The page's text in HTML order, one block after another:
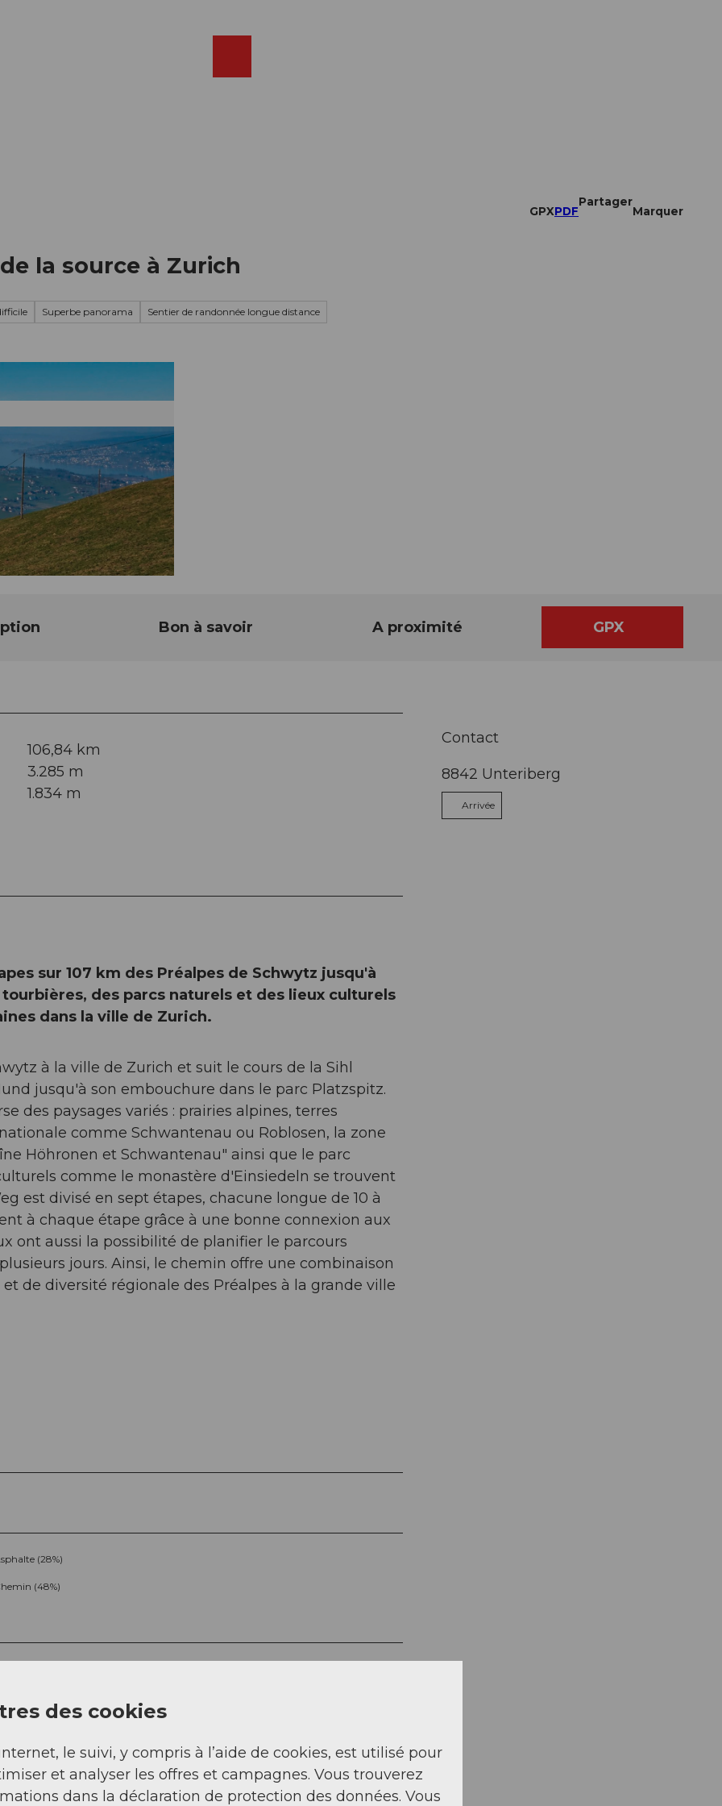
GPXPDF
Partager
Marquer
la source à Zurich
Superbe panorama Sentier de randonnée longue distance
Bon à savoir A proximité GPX
106,84 km
3.285 m
1.834 m
sur 107 km des Préalpes de Schwytz jusqu'à
des parcs naturels et des lieux culturels
dans la ville de Zurich.
à la ville de Zurich et suit le cours de la Sihl
jusqu'à son embouchure dans le parc Platzspitz.
des paysages variés : prairies alpines, terres
comme Schwantenau ou Roblosen, la zone
Höhronen et Schwantenau" ainsi que le parc
comme le monastère d'Einsiedeln se trouvent
est divisé en sept étapes, chacune longue de 10 à
à chaque étape grâce à une bonne connexion aux
ont aussi la possibilité de planifier le parcours
jours. Ainsi, le chemin offre une combinaison
de diversité régionale des Préalpes à la grande ville
(28%)
(48%)
Sep Oct Nov Déc
Contact
8842 Unteriberg
Arrivée
des cookies
le suivi, y compris à l’aide de cookies, est utilisé pour
et analyser les offres et campagnes. Vous trouverez
dans la déclaration de protection des données. Vous